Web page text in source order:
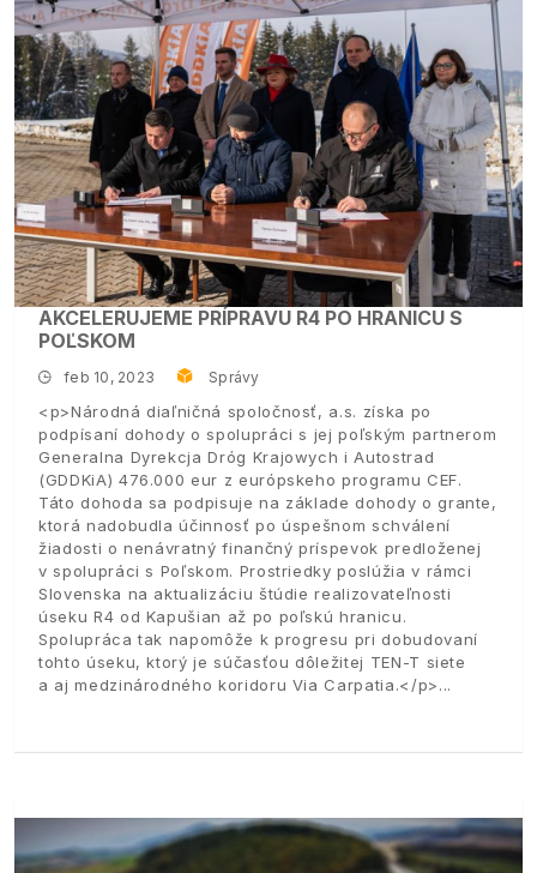
AKCELERUJEME PRÍPRAVU R4 PO HRANICU S
POĽSKOM
feb 10, 2023 Správy
<p>Národná diaľničná spoločnosť, a.s. získa po
podpísaní dohody o spolupráci s jej poľským partnerom
Generalna Dyrekcja Dróg Krajowych i Autostrad
(GDDKiA) 476.000 eur z európskeho programu CEF.
Táto dohoda sa podpisuje na základe dohody o grante,
ktorá nadobudla účinnosť po úspešnom schválení
žiadosti o nenávratný finančný príspevok predloženej
v spolupráci s Poľskom. Prostriedky poslúžia v rámci
Slovenska na aktualizáciu štúdie realizovateľnosti
úseku R4 od Kapušian až po poľskú hranicu.
Spolupráca tak napomôže k progresu pri dobudovaní
tohto úseku, ktorý je súčasťou dôležitej TEN-T siete
a aj medzinárodného koridoru Via Carpatia.</p>